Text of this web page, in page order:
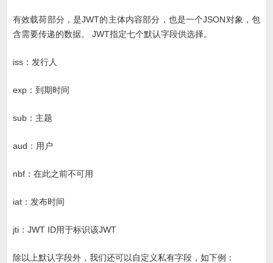
有效载荷部分，是JWT的主体内容部分，也是一个JSON对象，包
含需要传递的数据。 JWT指定七个默认字段供选择。
iss：发行人
exp：到期时间
sub：主题
aud：用户
nbf：在此之前不可用
iat：发布时间
jti：JWT ID用于标识该JWT
除以上默认字段外，我们还可以自定义私有字段，如下例：